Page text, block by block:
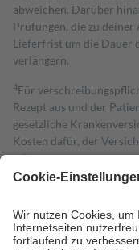
abweichen. Darüber
Prüfungen, die zu
Lieferfrist um die Dauer
verlängern.
4Für
Rezept aus und der
gesetzliche
Kosten dafür, der
mit.
Grundsätzlich leisten
höchstens zehn Euro.
Kosten der Leistung zu
Diese Regeln gelten